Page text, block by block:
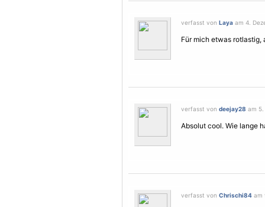
verfasst von Laya am 4.
Für mich etwas rotlastig,
verfasst von deejay28 am 5.
Absolut cool. Wie lange
verfasst von Chrischi84 am